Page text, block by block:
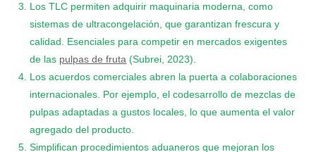
Los TLC permiten adquirir maquinaria moderna, como
sistemas de ultracongelación, que garantizan frescura y
calidad. Esenciales para competir en mercados exigentes
de las pulpas de fruta (Subrei, 2023).
Los acuerdos comerciales abren la puerta a colaboraciones
internacionales. Por ejemplo, el codesarrollo de mezclas de
pulpas adaptadas a gustos locales, lo que aumenta el valor
agregado del producto.
Simplifican procedimientos aduaneros que mejoran los